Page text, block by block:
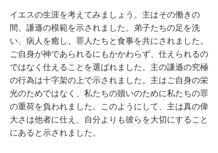
イエスの生涯を考えてみましょう。主はその働きの
間、謙遜の模範を示されました。弟子たちの足を洗
い、病人を癒し、罪人たちと食事を共にされました。
ご自身が神であられるにもかかわらず、仕えられるの
ではなく仕えることを選ばれました。主の謙遜の究極
の行為は十字架の上で示されました。主はご自身の栄
光のためではなく、私たちの贖いのために私たちの罪
の重荷を負われました。このようにして、主は真の偉
大さは他者に仕え、自分よりも彼らを大切にすること
にあると示されました。